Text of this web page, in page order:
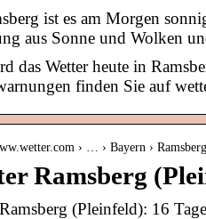
ist es am Morgen
aus Sonne und Wolken
das Wetter heute in
finden Sie auf
› … › Bayern › Ramsberg
Ramsberg
(Pleinfeld): 16